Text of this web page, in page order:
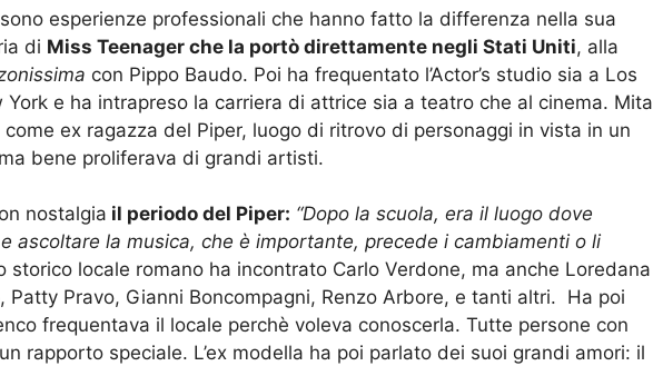
esperienze professionali che hanno fatto la differenza nella sua
di Miss Teenager che la portò direttamente negli Stati Uniti, alla
con Pippo Baudo. Poi ha frequentato l’Actor’s studio sia a Los
York e ha intrapreso la carriera di attrice sia a teatro che al cinema. Mita
ex ragazza del Piper, luogo di ritrovo di personaggi in vista in un
bene proliferava di grandi artisti.
nostalgia il periodo del Piper: “Dopo la scuola, era il luogo dove
ascoltare la musica, che è importante, precede i cambiamenti o li
storico locale romano ha incontrato Carlo Verdone, ma anche Loredana
Patty Pravo, Gianni Boncompagni, Renzo Arbore, e tanti altri. Ha poi
frequentava il locale perchè voleva conoscerla. Tutte persone con
rapporto speciale. L’ex modella ha poi parlato dei suoi grandi amori: il